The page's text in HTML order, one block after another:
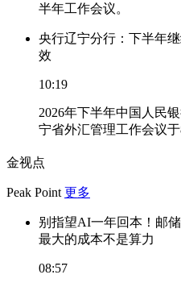
半年工作会议。
央行辽宁分行：下半年
效
10:19
2026年下半年中国人民
宁省外汇管理工作会议于
金视点
Peak Point 更多
别指望AI一年回本！邮
最大的成本不是算力
08:57